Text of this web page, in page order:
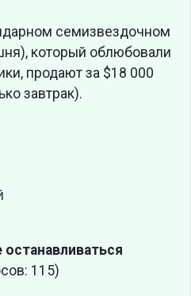
семизвездочном
который облюбовали
продают за $18 000
завтрак).
115)